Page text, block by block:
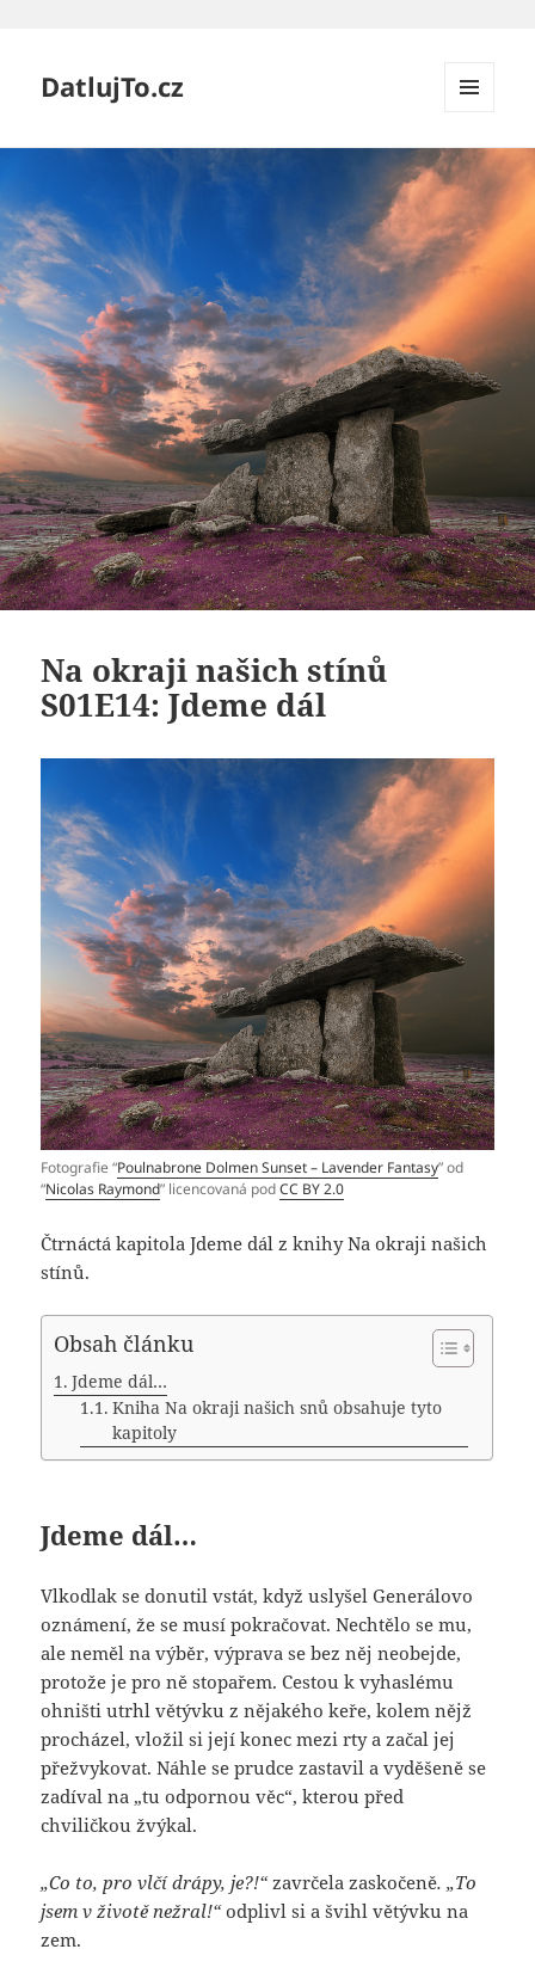
DatlujTo.cz
WIDGETY
Na okraji našich stínů
S01E14: Jdeme dál
Fotografie “Poulnabrone Dolmen Sunset – Lavender Fantasy” od
“Nicolas Raymond” licencovaná podCC BY 2.0
Čtrnáctá kapitola Jdeme dál z knihy Na okraji našich
stínů.
Obsah článku
Jdeme dál…
Kniha Na okraji našich snů obsahuje tyto
kapitoly
Jdeme dál…
Vlkodlak se donutil vstát, když uslyšel Generálovo
oznámení, že se musí pokračovat. Nechtělo se mu,
ale neměl na výběr, výprava se bez něj neobejde,
protože je pro ně stopařem. Cestou k vyhaslému
ohništi utrhl větývku z nějakého keře, kolem nějž
procházel, vložil si její konec mezi rty a začal jej
přežvykovat. Náhle se prudce zastavil a vyděšeně se
zadíval na „tu odpornou věc“, kterou před
chviličkou žvýkal.
„Co to, pro vlčí drápy, je?!“zavrčela zaskočeně. „To
jsem v životě nežral!“odplivl si a švihl větývku na
zem.